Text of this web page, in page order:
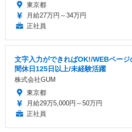
東京都
月給27万円～34万円
正社員
文字入力ができればOK!/WEBペー
間休日125日以上/未経験活躍
株式会社GUM
東京都
月給29万5,000円～50万円
正社員